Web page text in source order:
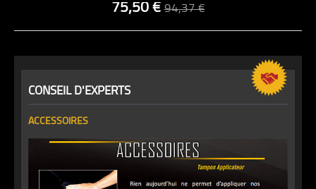
75,50 €94,37 €
CONSEIL D'EXPERTS
ACCESSOIRES